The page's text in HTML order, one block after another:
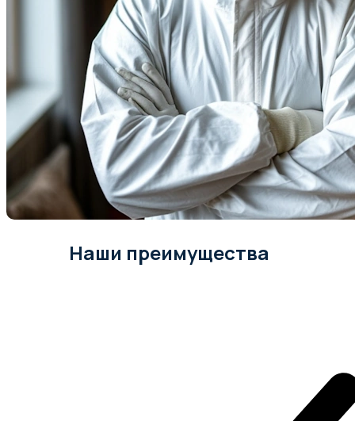
Наши преимущества